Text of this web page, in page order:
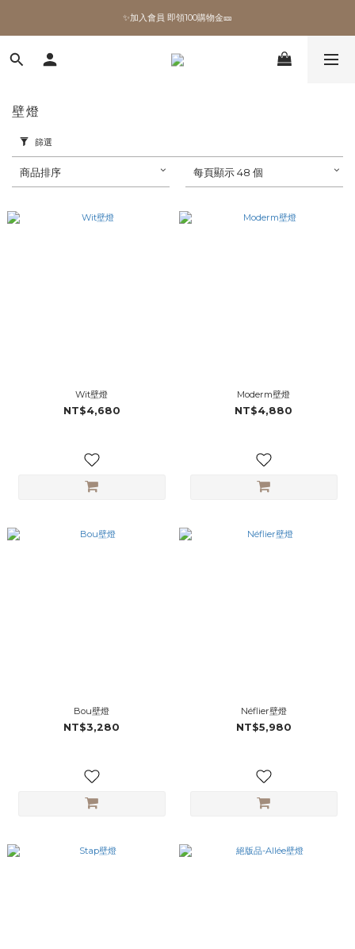
✨加入會員 即領100購物金🎫
✨加入會員 即領100購物金🎫
全館滿額現折🔥
壁燈
篩選
商品排序 每頁顯示 48 個
Wit壁燈
NT$4,680
Moderm壁燈
NT$4,880
Bou壁燈
NT$3,280
Néflier壁燈
NT$5,980